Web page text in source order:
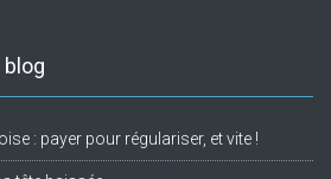
: payer pour régulariser, et vite !